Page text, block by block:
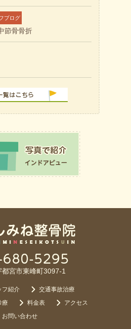
ブログ
節骨骨折
都宮市東峰町3097-1
フ紹介
交通事故治療
療 料金表
アクセス
お問い合わせ